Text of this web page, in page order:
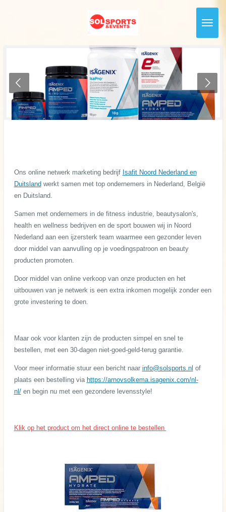
Ons online netwerk marketing bedrijf Isafit Noord Nederland en
Duitsland werkt samen met top ondernemers in Nederland, België
en Duitsland.
Samen met ondernemers in de fitness industrie, beautysalon's,
health en wellness bedrijven en de sport bouwen wij in Noord
Nederland aan een ijzersterk team waarmee een gezonder leven
door middel van aanvulling op je voedingspatroon en beauty
producten promoten.
Door middel van online verkoop van onze producten en het
uitbouwen van je netwerk is een extra inkomen mogelijk zonder een
grote investering te doen.
Maar ook voor klanten zijn de producten simpel en snel te
bestellen, met een 30-dagen niet-goed-geld-terug garantie.
Voor meer informatie stuur een bericht naar info@solsports.nl of
plaats een bestelling via https://arnovsolkema.isagenix.com/nl-
nl/en begin nu met een gezondere levensstyle!
Klik op het product om het direct online te bestellen